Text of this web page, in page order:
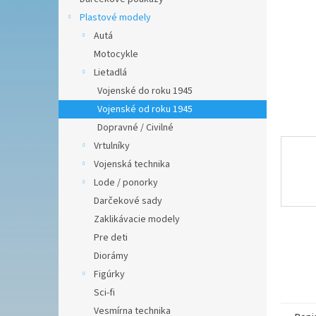
Plastové modely
Autá
Motocykle
Lietadlá
Vojenské do roku 1945
Vojenské od roku 1945
Dopravné / Civilné
Vrtulníky
Vojenská technika
Lode / ponorky
Darčekové sady
Zaklikávacie modely
Pre deti
Diorámy
Figúrky
Sci-fi
Vesmírna technika